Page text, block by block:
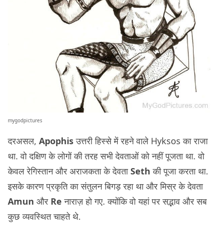
mygodpictures
दरअसल, Apophisउत्तरी हिस्से में रहने वाले Hyksos का राजा
था. वो दक्षिण के लोगों की तरह सभी देवताओं को नहीं पूजता था. वो
केवल रेगिस्तान और अराजकता के देवताSeth की पूजा करता था.
इसके कारण प्रकृति का संतुलन बिगड़ रहा था और मिस्र के देवता
Amun और Re नाराज़ हो गए. क्योंकि वो यहां पर सद्भाव और सब
कुछ व्यवस्थित चाहते थे.